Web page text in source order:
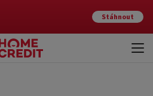
Stáhnout